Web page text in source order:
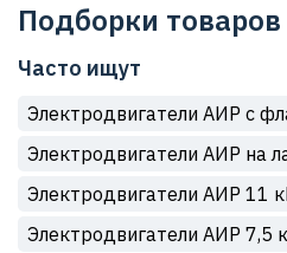
Подборки товаров
Часто ищут
Электродвигатели АИР с
Электродвигатели АИР на
Электродвигатели АИР 11
Электродвигатели АИР 7,5